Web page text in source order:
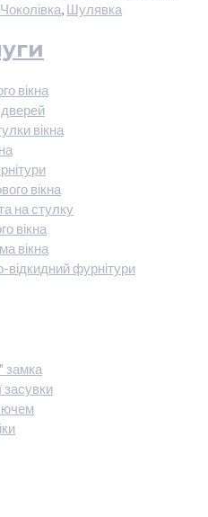
Чоколівка, Шулявка
вікна
вікна
вікна
на стулку
вікна
вікна
фурнітури
замка
засувки